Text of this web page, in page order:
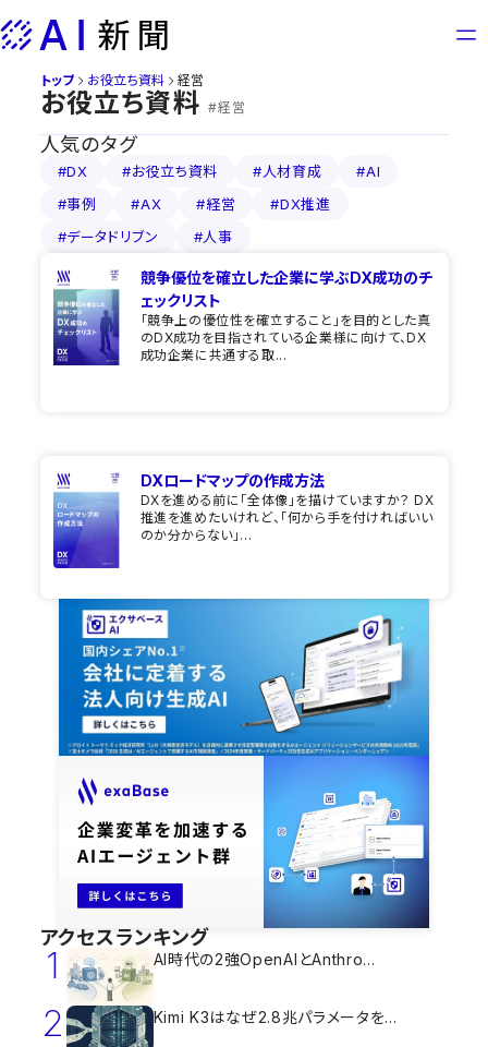
to
トップ お役立ち資料 経営
お役立ち資料 #経営
人気のタグ
#DX #お役立ち資料 #人材育成
#AI
#事例
#AX #経営
#DX推進
#データドリブン
#人事
競争優位を確立した企業に学ぶDX成功のチ
ェックリスト
「競争上の優位性を確立すること」を目的とした真
のDX成功を目指されている企業様に向けて、DX
成功企業に共通する取...
DXロードマップの作成方法
DXを進める前に「全体像」を描けていますか？ DX
推進を進めたいけれど、「何から手を付ければいい
のか分からない」...
アクセスランキング
1 AI時代の2強OpenAIとAnthro...
2 Kimi K3はなぜ2.8兆パラメータを...